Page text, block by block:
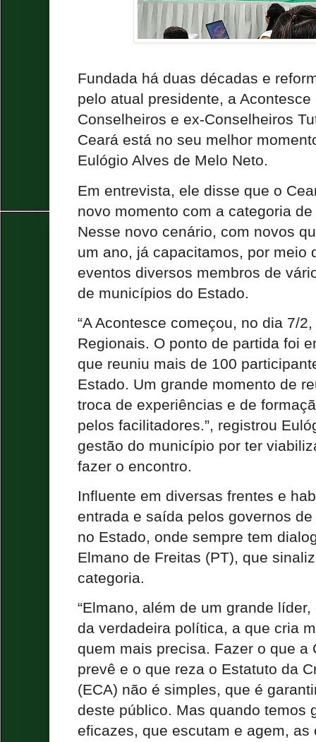
Fundada há duas décadas e
pelo atual presidente, a
Conselheiros e ex-Conselheiros
Ceará está no seu melhor
Eulógio Alves de Melo Neto.
Em entrevista, ele disse que o
novo momento com a categoria
Nesse novo cenário, com novos
um ano, já capacitamos, por meio
eventos diversos membros de
de municípios do Estado.
“A Acontesce começou, no dia 7/
Regionais. O ponto de partida foi
que reuniu mais de 100
Estado. Um grande momento de
troca de experiências e de
pelos facilitadores.”, registrou
gestão do município por ter
fazer o encontro.
Influente em diversas frentes e
entrada e saída pelos governos
no Estado, onde sempre tem
Elmano de Freitas (PT), que
categoria.
“Elmano, além de um grande
da verdadeira política, a que cria
quem mais precisa. Fazer o que a
prevê e o que reza o Estatuto da
(ECA) não é simples, que é
deste público. Mas quando temos
eficazes, que escutam e agem,